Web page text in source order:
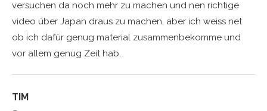
versuchen da noch mehr zu machen und nen richtige
video über Japan draus zu machen, aber ich weiss net
ob ich dafür genug material zusammenbekomme und
vor allem genug Zeit hab.
TIM